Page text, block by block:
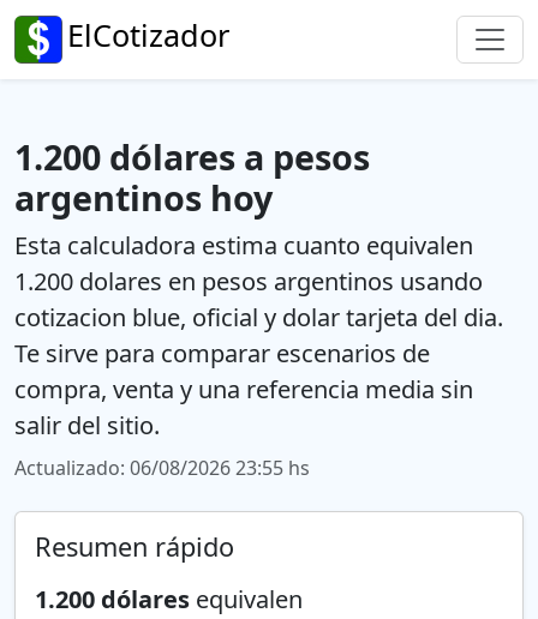
ElCotizador
1.200 dólares a pesos
argentinos hoy
Esta calculadora estima cuanto equivalen
1.200 dolares en pesos argentinos usando
cotizacion blue, oficial y dolar tarjeta del dia.
Te sirve para comparar escenarios de
compra, venta y una referencia media sin
salir del sitio.
Actualizado: 06/08/2026 23:55 hs
Resumen rápido
1.200 dólares equivalen